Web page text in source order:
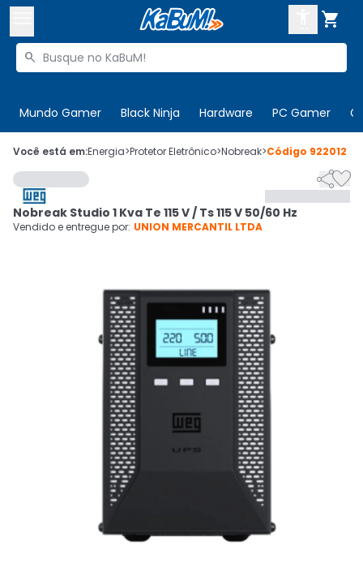

Buscar produtos

Mundo Gamer Black Ninja Hardware PC Gamer
 Olá. Acesse sua conta
 Departamentos
Cupons
Ativar tradutor em libras
CADASTRE-SE
Você está em:Energia>Protetor Eletrônico>Nobreak>Código 922012

Nobreak Studio 1 Kva Te 115 V / Ts 115 V 50/60 Hz
Vendido e entregue por: UNION MERCANTIL LTDA